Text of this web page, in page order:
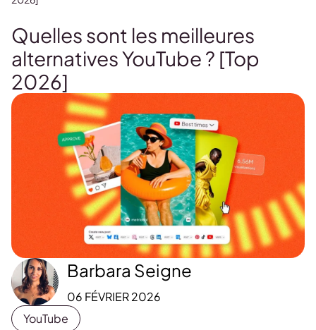
Quelles sont les meilleures
alternatives YouTube ? [Top
2026]
Barbara Seigne
06 FÉVRIER 2026
YouTube